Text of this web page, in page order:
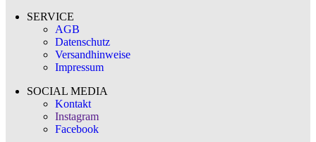
SERVICE
AGB
Datenschutz
Versandhinweise
Impressum
SOCIAL MEDIA
Kontakt
Instagram
Facebook